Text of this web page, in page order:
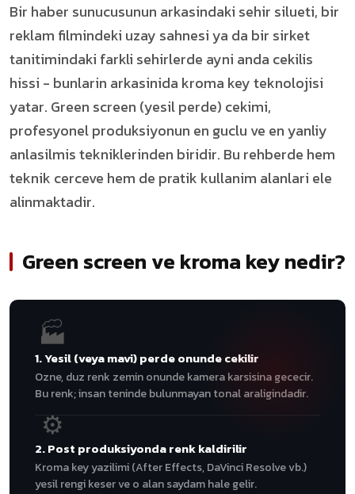
Bir haber sunucusunun arkasindaki sehir silueti, bir
reklam filmindeki uzay sahnesi ya da bir sirket
tanitimindaki farkli sehirlerde ayni anda cekilis
hissi - bunlarin arkasinida kroma key teknolojisi
yatar. Green screen (yesil perde) cekimi,
profesyonel produksiyonun en guclu ve en yanliy
anlasilmis tekniklerinden biridir. Bu rehberde hem
teknik cerceve hem de pratik kullanim alanlari ele
alinmaktadir.
Green screen ve kroma key nedir?
🏭
1. Yesil (veya mavi) perde onunde cekilir
Ozne, duz renk zemin onunde kamera karsisina gececir.
Bu renk; insan teninde bulunmayan tonal araligindadir.
⚙
2. Post produksiyonda renk kaldirilir
Kroma key yazilimi (After Effects, DaVinci Resolve vb.)
yesil rengi keser ve o alan saydam hale gelir.